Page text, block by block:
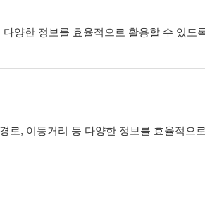
양한 정보를 효율적으로 활용할 수 있도
로, 이동거리 등 다양한 정보를 효율적으